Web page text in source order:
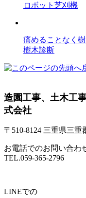
ロボット芝刈機
痛めることなく
樹木診断
造園工事、土木工
式会社
〒510-8124 三重県三
お電話でのお問い合わ
TEL.059-365-2796
LINEでの